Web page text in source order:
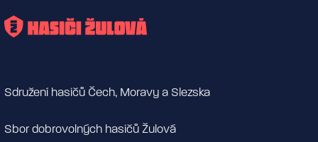
Sdružení hasičů Čech, Moravy a Slezska
Sbor dobrovolných hasičů Žulová